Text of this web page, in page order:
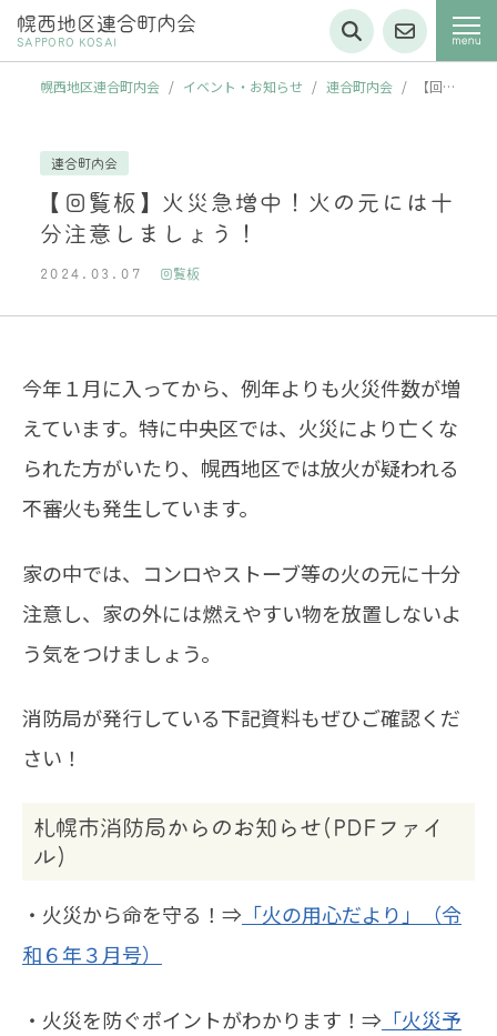
幌西地区連合町内会
SAPPORO KOSAI
幌西地区連合町内会 / イベント・お知らせ / 連合町内会 /
【回覧
連合町内会
【回覧板】火災急増中！火の元には十
分注意しましょう！
2024.03.07 回覧板
今年１月に入ってから、例年よりも火災件数が増
えています。特に中央区では、火災により亡くな
られた方がいたり、幌西地区では放火が疑われる
不審火も発生しています。
家の中では、コンロやストーブ等の火の元に十分
注意し、家の外には燃えやすい物を放置しないよ
う気をつけましょう。
消防局が発行している下記資料もぜひご確認くだ
さい！
札幌市消防局からのお知らせ(PDFファイ
ル)
・火災から命を守る！⇒ 「火の用心だより」（令
和６年３月号）
・火災を防ぐポイントがわかります！⇒ 「火災予